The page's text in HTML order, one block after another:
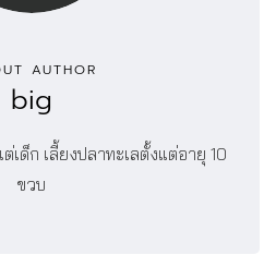
AUTHOR
big
เด็ก เลี้ยงปลาทะเลตั้งแต่อายุ 10
ขวบ